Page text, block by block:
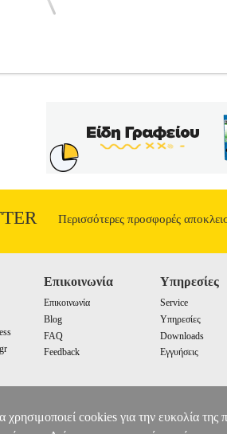
Μετάφραση: ΓΑΛΑΤΟΥΛΑ ΤΑΤΙΑΝΑ
φυσιολογική αντίδραση στην απώλεια,
εξετάζει και εξηγεί τα στάδια του
μπορούν να μας βοηθήσουν να
τι να περιμένουμε όταν διανύουμε
Περισσότερες προσφορές
Επικοινωνία
Επικοινωνία
Blog
FAQ
Feedback
Υπηρεσίες
Service
Υπηρεσίες
Downloads
Εγγυήσεις
χρησιμοποιεί cookies για την ευκολία